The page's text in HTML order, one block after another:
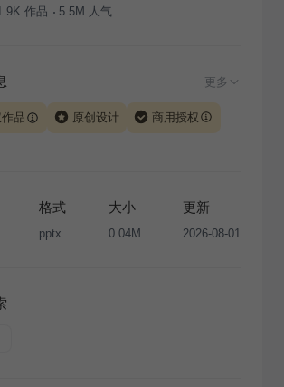
作品 5.5M 人气
更多
品 原创设计 商用授权
条款，禁止任何形式的转让、出售或出租，未
任何人不得擅自转载和分发，否则将接照我
格式
pptx
大小
0.04M
更新
2026-08-01